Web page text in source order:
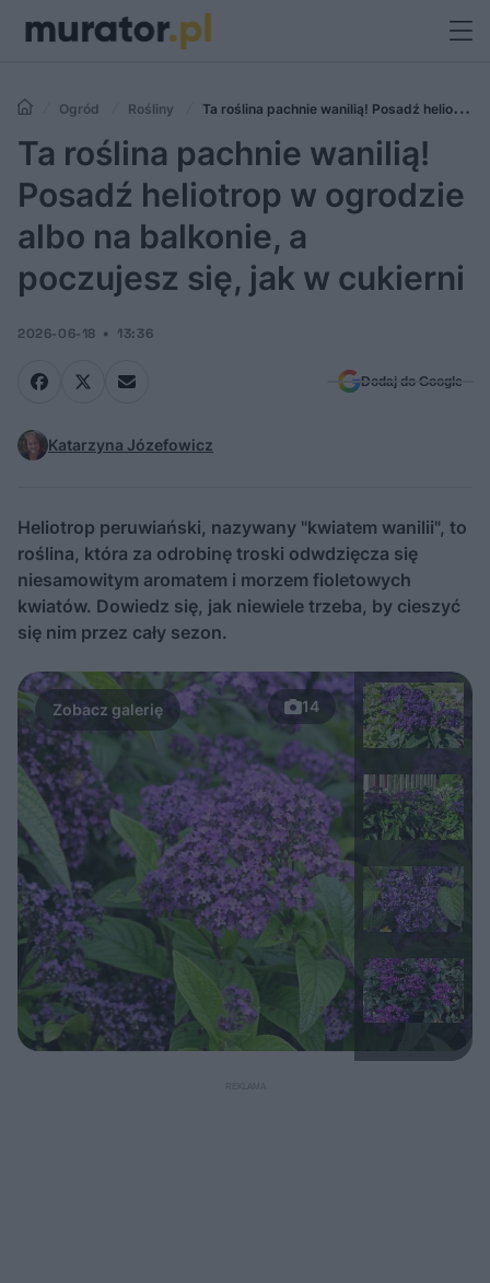
Ogród Rośliny
Ta roślina pachnie wanilią! Posadź heliotrop
w ogrodzie albo na balkonie, a poczujesz się, jak w cukierni
Ta roślina pachnie wanilią!
Posadź heliotrop w ogrodzie
albo na balkonie, a
poczujesz się, jak w cukierni
2026-06-18 13:36
Dodaj do Google
Katarzyna Józefowicz
Heliotrop peruwiański, nazywany "kwiatem wanilii", to
roślina, która za odrobinę troski odwdzięcza się
niesamowitym aromatem i morzem fioletowych
kwiatów. Dowiedz się, jak niewiele trzeba, by cieszyć
się nim przez cały sezon.
14